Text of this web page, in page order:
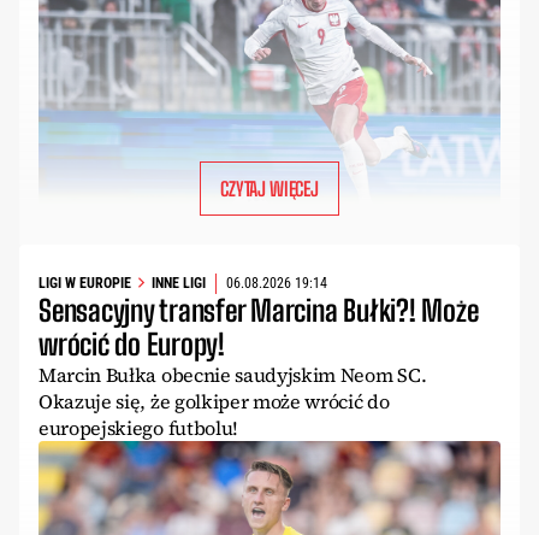
CZYTAJ WIĘCEJ
LIGI W EUROPIE INNE LIGI 06.08.2026 19:14
Sensacyjny transfer Marcina Bułki?! Może
wrócić do Europy!
Marcin Bułka obecnie saudyjskim Neom SC.
Okazuje się, że golkiper może wrócić do
europejskiego futbolu!